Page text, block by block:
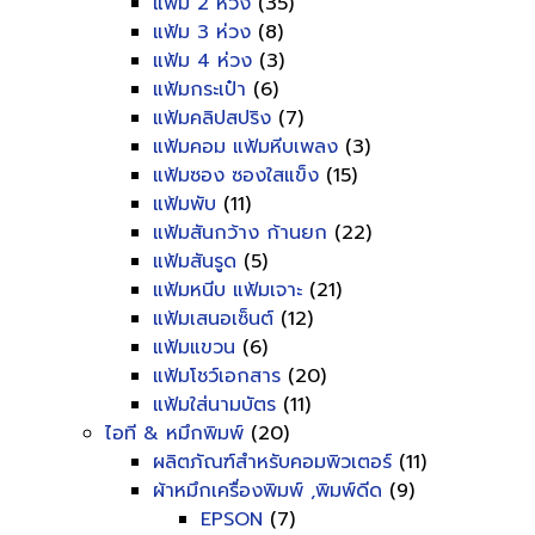
แฟ้ม 3 ห่วง (8)
แฟ้ม 4 ห่วง (3)
แฟ้มกระเป๋า (6)
แฟ้มคลิปสปริง (7)
แฟ้มคอม แฟ้มหีบเพลง (3)
แฟ้มซอง ซองใสแข็ง (15)
แฟ้มพับ (11)
แฟ้มสันกว้าง ก้านยก (22)
แฟ้มสันรูด (5)
แฟ้มหนีบ แฟ้มเจาะ (21)
แฟ้มเสนอเซ็นต์ (12)
แฟ้มแขวน (6)
แฟ้มโชว์เอกสาร (20)
แฟ้มใส่นามบัตร (11)
ไอที & หมึกพิมพ์ (20)
ผลิตภัณฑ์สำหรับคอมพิวเตอร์ (11)
ผ้าหมึกเครื่องพิมพ์ ,พิมพ์ดีด (9)
EPSON (7)